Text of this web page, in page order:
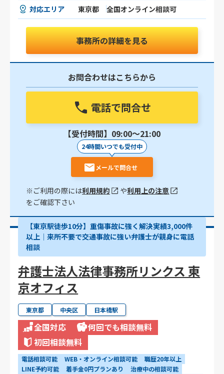
対応エリア 東京都 全国オンライン相談可
事務所の詳細を見る
お問合わせはこちらから
電話で問合せ
【受付時間】09:00〜21:00
24時間いつでも受付中
メールで問合せ
※ご利用の際には利用規約 や利用上の注意
をご確認下さい
【東京駅徒歩10分】重傷事故に強く解決実績3,000件
以上│来所不要で交通事故に強い弁護士が親身に電話
相談
弁護士法人法律事務所リンクス 東
京オフィス
東京都 中央区 日本橋駅
全国対応
何回でも相談無料
初回相談無料
電話相談可能 WEB・オンライン相談可能
職歴20年以上
LINE予約可能
着手金0円プランあり
治療中の相談可能